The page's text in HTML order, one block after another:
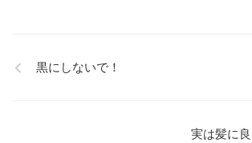
黒にしないで！
実は髪に